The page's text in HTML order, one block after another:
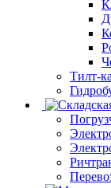
Тилт-